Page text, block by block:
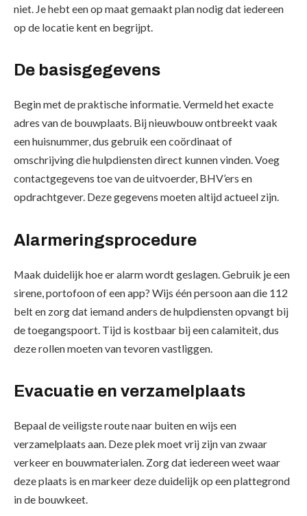
niet. Je hebt een op maat gemaakt plan nodig dat iedereen
op de locatie kent en begrijpt.
De basisgegevens
Begin met de praktische informatie. Vermeld het exacte
adres van de bouwplaats. Bij nieuwbouw ontbreekt vaak
een huisnummer, dus gebruik een coördinaat of
omschrijving die hulpdiensten direct kunnen vinden. Voeg
contactgegevens toe van de uitvoerder, BHV’ers en
opdrachtgever. Deze gegevens moeten altijd actueel zijn.
Alarmeringsprocedure
Maak duidelijk hoe er alarm wordt geslagen. Gebruik je een
sirene, portofoon of een app? Wijs één persoon aan die 112
belt en zorg dat iemand anders de hulpdiensten opvangt bij
de toegangspoort. Tijd is kostbaar bij een calamiteit, dus
deze rollen moeten van tevoren vastliggen.
Evacuatie en verzamelplaats
Bepaal de veiligste route naar buiten en wijs een
verzamelplaats aan. Deze plek moet vrij zijn van zwaar
verkeer en bouwmaterialen. Zorg dat iedereen weet waar
deze plaats is en markeer deze duidelijk op een plattegrond
in de bouwkeet.